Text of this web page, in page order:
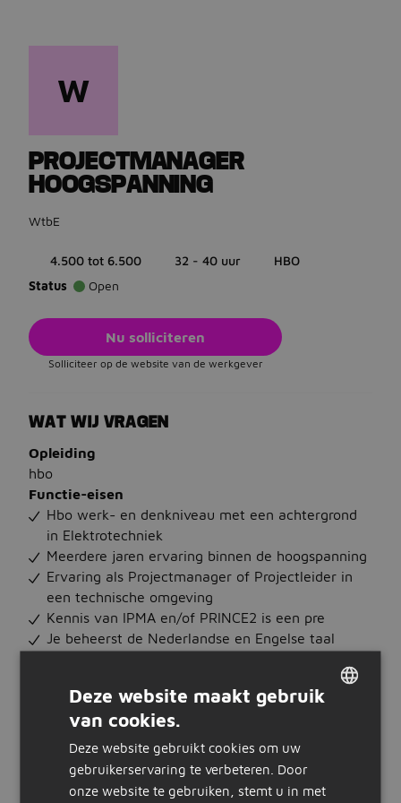
W
PROJECTMANAGER
HOOGSPANNING
WtbE
4.500 tot 6.500 32 - 40 uur
HBO
Status
Open
Nu solliciteren
Solliciteer op de website van de werkgever
WAT WIJ VRAGEN
Opleiding
hbo
Functie-eisen
Hbo werk- en denkniveau met een achtergrond
in Elektrotechniek
Meerdere jaren ervaring binnen de hoogspanning
Ervaring als Projectmanager of Projectleider in
een technische omgeving
Kennis van IPMA en/of PRINCE2 is een pre
Je beheerst de Nederlandse en Engelse taal
beschikt over sterke communicatieve
vaardigheden
Je beheerst Nederlands
Deze website maakt gebruik
van cookies.
Deze website gebruikt cookies om uw
gebruikerservaring te verbeteren. Door
onze website te gebruiken, stemt u in met